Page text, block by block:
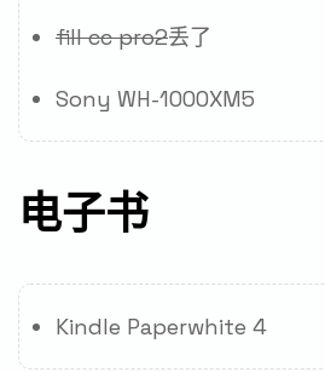
fill cc pro2丢了
Sony WH-1000XM5
电子书
Kindle Paperwhite 4